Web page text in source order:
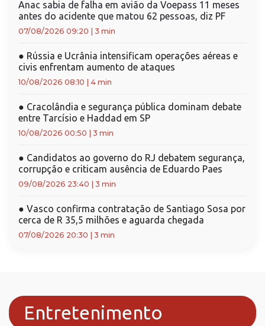
Anac sabia de falha em avião da Voepass 11 meses
antes do acidente que matou 62 pessoas, diz PF
07/08/2026 09:20 3 min
● Rússia e Ucrânia intensificam operações aéreas e
civis enfrentam aumento de ataques
10/08/2026 08:10 4 min
● Cracolândia e segurança pública dominam debate
entre Tarcísio e Haddad em SP
10/08/2026 00:50 3 min
● Candidatos ao governo do RJ debatem segurança,
corrupção e criticam ausência de Eduardo Paes
09/08/2026 23:40 3 min
● Vasco confirma contratação de Santiago Sosa por
cerca de R 35,5 milhões e aguarda chegada
07/08/2026 20:30 3 min
Entretenimento